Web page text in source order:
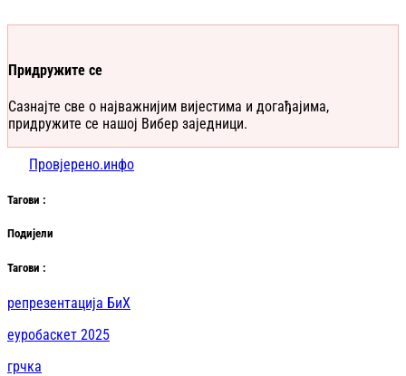
Придружите се
Сазнајте све о најважнијим вијестима и догађајима,
придружите се нашој Вибер заједници.
Провјерено.инфо
Тагови :
Подијели
Тагови :
репрезентација БиХ
еуробаскет 2025
грчка